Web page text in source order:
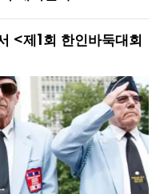
<제1회 한인바둑대회